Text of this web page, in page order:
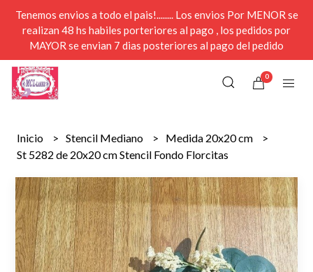
Tenemos envios a todo el pais!........ Los envios Por MENOR se
realizan 48 hs habiles porteriores al pago , los pedidos por
MAYOR se envian 7 dias posteriores al pago del pedido
0
Inicio Stencil Mediano
Medida 20x20 cm
St 5282 de 20x20 cm Stencil Fondo Florcitas